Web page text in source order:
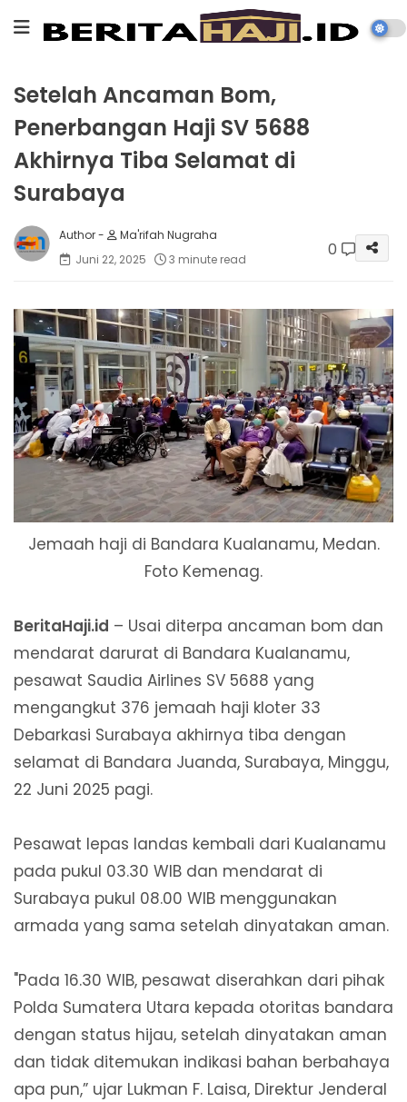
Setelah Ancaman Bom,
Penerbangan Haji SV 5688
Akhirnya Tiba Selamat di
Surabaya
Ma'rifah Nugraha
Juni 22, 2025
3 minute read 0
Jemaah haji di Bandara Kualanamu, Medan.
Foto Kemenag.
BeritaHaji.id – Usai diterpa ancaman bom dan
mendarat darurat di Bandara Kualanamu,
pesawat Saudia Airlines SV 5688 yang
mengangkut 376 jemaah haji kloter 33
Debarkasi Surabaya akhirnya tiba dengan
selamat di Bandara Juanda, Surabaya, Minggu,
22 Juni 2025 pagi.
Pesawat lepas landas kembali dari Kualanamu
pada pukul 03.30 WIB dan mendarat di
Surabaya pukul 08.00 WIB menggunakan
armada yang sama setelah dinyatakan aman.
"Pada 16.30 WIB, pesawat diserahkan dari pihak
Polda Sumatera Utara kepada otoritas bandara
dengan status hijau, setelah dinyatakan aman
dan tidak ditemukan indikasi bahan berbahaya
apa pun,” ujar Lukman F. Laisa, Direktur Jenderal